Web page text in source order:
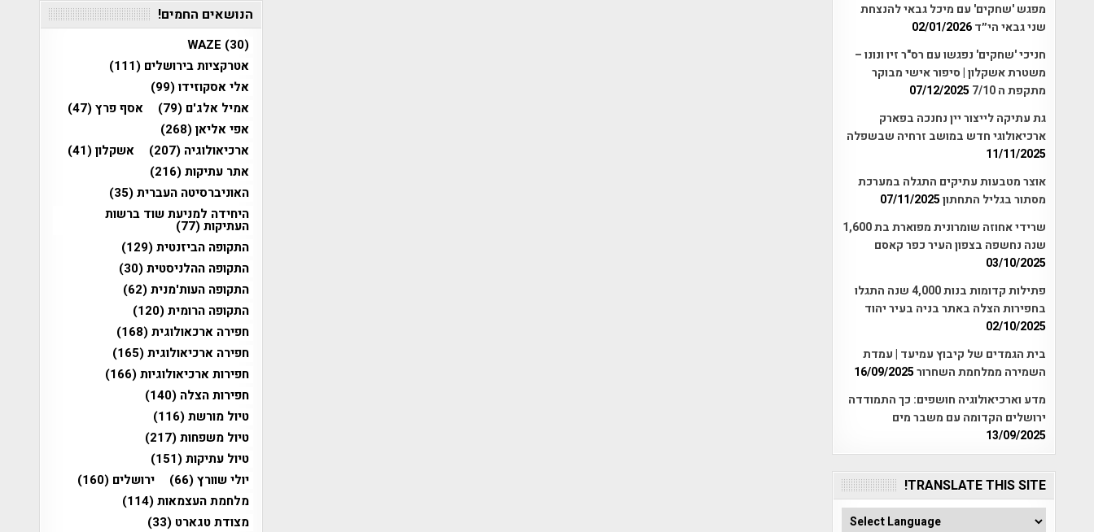
מפגש 'שחקים' עם מיכל גבאי להנצחת
שני גבאי הי״ד02/01/2026
חניכי 'שחקים' נפגשו עם רס"ר זיו ונונו –
משטרת אשקלון | סיפור אישי מבוקר
מתקפת ה 7/10
07/12/2025
גת עתיקה לייצור יין נחנכה בפארק
ארכיאולוגי חדש במושב זרחיה שבשפלה
11/11/2025
אוצר מטבעות עתיקים התגלה במערכת
מסתור בגליל התחתון07/11/2025
שרידי אחוזה שומרונית מפוארת בת 1,600
שנה נחשפה בצפון העיר כפר קאסם
03/10/2025
פתילות קדומות בנות 4,000 שנה התגלו
בחפירות הצלה באתר בניה בעיר יהוד
02/10/2025
בית הגמדים של קיבוץ עמיעד | עמדת
השמירה ממלחמת השחרור16/09/2025
מדע וארכיאולוגיה חושפים: כך התמודדה
ירושלים הקדומה עם משבר מים
13/09/2025
TRANSLATE THIS SITE!
הנושאים החמים!
WAZE (30)
אטרקציות בירושלים (111)
אלי אסקוזידו(99)
אמיל אלג'ם (79) אסף פרץ(47)
אפי אליאן(268)
ארכיאולוגיה (207) אשקלון(41)
אתר עתיקות(216)
האוניברסיטה העברית(35)
היחידה למניעת שוד ברשות
העתיקות(77)
התקופה הביזנטית(129)
התקופה ההלניסטית(30)
התקופה העות'מנית(62)
התקופה הרומית(120)
חפירה ארכאולוגית(168)
חפירה ארכיאולוגית(165)
חפירות ארכיאולוגיות(166)
חפירות הצלה (140)
טיול מורשת(116)
טיול משפחות(217)
טיול עתיקות(151)
יולי שוורץ(66) ירושלים (160)
מלחמת העצמאות(114)
מצודת טגארט (33)